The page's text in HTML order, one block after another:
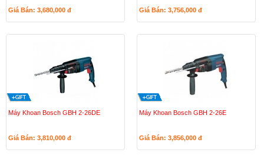
Giá Bán: 3,680,000 đ Giá Bán: 3,756,000 đ
Máy Khoan Bosch GBH 2-26DE
Giá Bán: 3,810,000 đ
Máy Khoan Bosch GBH 2-26E
Giá Bán: 3,856,000 đ